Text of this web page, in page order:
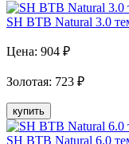
SH BTB Natural 3.0
Цена: 904 ₽
Золотая: 723 ₽
купить
SH BTB Natural 6.0